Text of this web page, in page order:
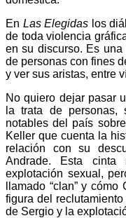
En Las Elegidas los
de toda violencia
en su discurso. Es
de personas con fines
y ver sus aristas, entre
No quiero dejar pasar
la trata de
notables del país
Keller que cuenta la
relación con su
Andrade. Esta
explotación sexual,
llamado “clan” y
figura del
de Sergio y la